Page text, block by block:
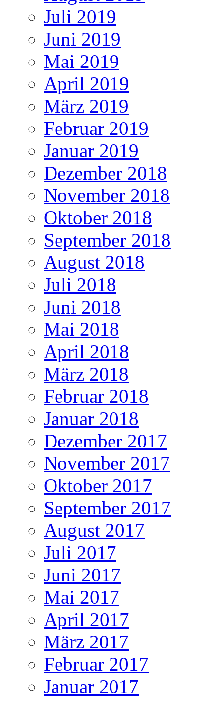
Juli 2019
Juni 2019
Mai 2019
April 2019
März 2019
Februar 2019
Januar 2019
Dezember 2018
November 2018
Oktober 2018
September 2018
August 2018
Juli 2018
Juni 2018
Mai 2018
April 2018
März 2018
Februar 2018
Januar 2018
Dezember 2017
November 2017
Oktober 2017
September 2017
August 2017
Juli 2017
Juni 2017
Mai 2017
April 2017
März 2017
Februar 2017
Januar 2017